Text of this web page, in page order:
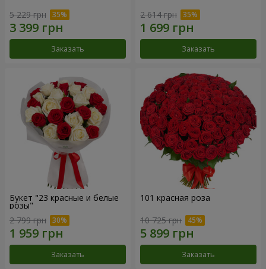
5 229 грн
Заказать
2 614 грн
Заказать
Букет "23 красные и белые
розы"
2 799 грн
Заказать
101 красная роза
10 725 грн
Заказать